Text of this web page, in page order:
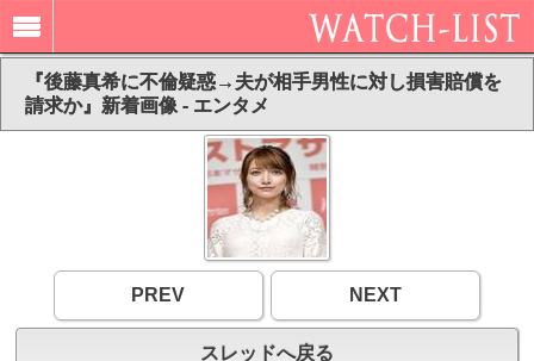
『後藤真希に不倫疑惑→夫が相手男性に対し損害賠償を
請求か』新着画像 - エンタメ
PREV NEXT
スレッドへ戻る